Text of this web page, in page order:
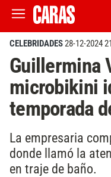
CELEBRIDADES28-12-2024
Guillermina
microbikini
temporada
La empresaria
donde llamó la
en traje de baño.